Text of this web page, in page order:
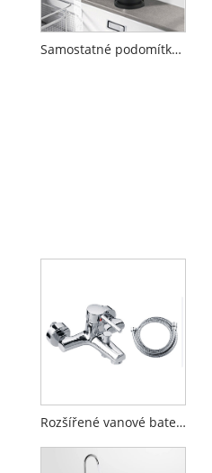
Samostatné podomítkové vanové baterie
Rozšířené vanové baterie